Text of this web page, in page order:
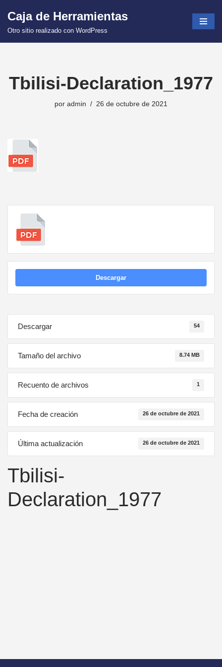
Saltar
Caja de Herramientas
Otro sitio realizado con WordPress
Tbilisi-Declaration_1977
por admin 26 de octubre de 2021
Descargar
Descargar 54
Tamaño del archivo 8.74 MB
Recuento de archivos 1
Fecha de creación 26 de octubre de 2021
Última actualización 26 de octubre de 2021
Tbilisi-
Declaration_1977